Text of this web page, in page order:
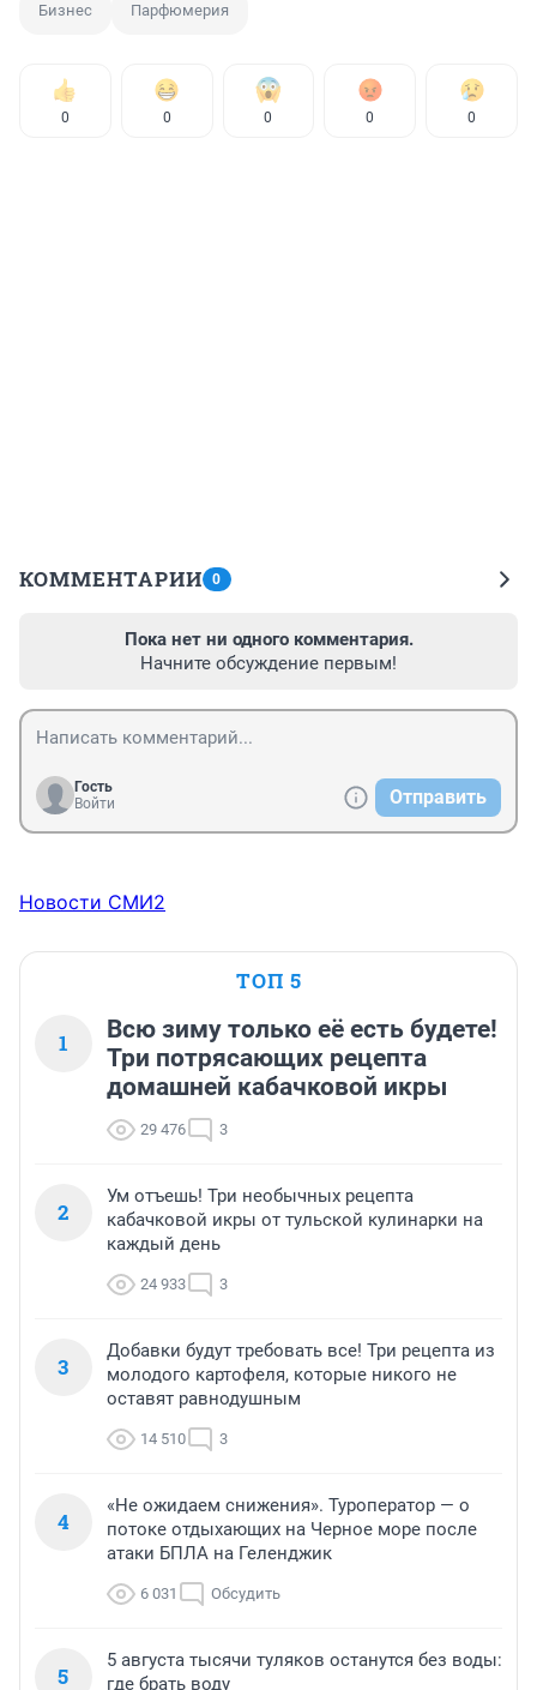
Бизнес Парфюмерия
0 0 0 0 0
КОММЕНТАРИИ 0
Пока нет ни одного комментария.
Начните обсуждение первым!
Гость
Войти
Отправить
Новости СМИ2
ТОП 5
1
Всю зиму только её есть будете!
Три потрясающих рецепта
домашней кабачковой икры
29 476 3
2
Ум отъешь! Три необычных рецепта
кабачковой икры от тульской кулинарки на
каждый день
24 933 3
3
Добавки будут требовать все! Три рецепта из
молодого картофеля, которые никого не
оставят равнодушным
14 510 3
4
«Не ожидаем снижения». Туроператор — о
потоке отдыхающих на Черное море после
атаки БПЛА на Геленджик
6 031 Обсудить
5
5 августа тысячи туляков останутся без воды:
где брать воду